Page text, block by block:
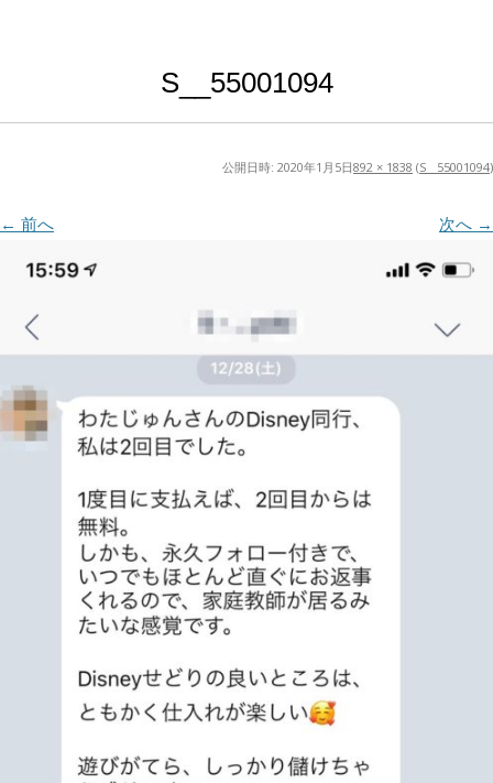
S__55001094
公開日時: 2020年1月5日892 × 1838 (S__55001094)
← 前へ 次へ →